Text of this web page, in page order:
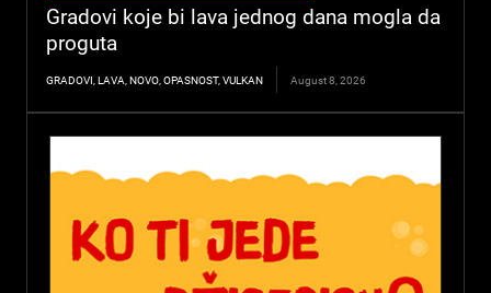
Gradovi koje bi lava jednog dana mogla da
proguta
GRADOVI,LAVA,NOVO,OPASNOST,VULKAN August 8, 2026